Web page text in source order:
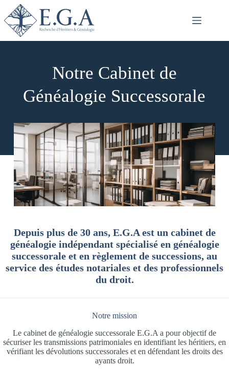
Passer
contenu
Notre Cabinet de
Généalogie Successorale
Depuis plus de 30 ans, E.G.A est un cabinet de
généalogie indépendant spécialisé en généalogie
successorale et en règlement de successions, au
service des études notariales et des professionnels
du droit.
Notre mission
Le cabinet de généalogie successorale E.G.A a pour objectif de
sécuriser les transmissions patrimoniales en identifiant les héritiers, en
vérifiant les dévolutions successorales et en défendant les droits des
ayants droit.